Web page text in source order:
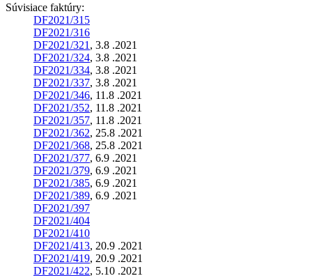
Súvisiace faktúry:
DF2021/315
DF2021/316
DF2021/321 , 3.8 .2021
DF2021/324, 3.8 .2021
DF2021/334, 3.8 .2021
DF2021/337, 3.8 .2021
DF2021/346, 11.8 .2021
DF2021/352, 11.8 .2021
DF2021/357, 11.8 .2021
DF2021/362, 25.8 .2021
DF2021/368, 25.8 .2021
DF2021/377, 6.9 .2021
DF2021/379, 6.9 .2021
DF2021/385, 6.9 .2021
DF2021/389, 6.9 .2021
DF2021/397
DF2021/404
DF2021/410
DF2021/413, 20.9 .2021
DF2021/419, 20.9 .2021
DF2021/422, 5.10 .2021